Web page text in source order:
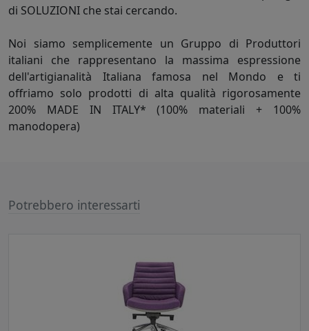
di SOLUZIONI che stai cercando.
Noi siamo semplicemente un Gruppo di Produttori
italiani che rappresentano la massima espressione
dell'artigianalità Italiana famosa nel Mondo e ti
offriamo solo prodotti di alta qualità rigorosamente
200% MADE IN ITALY* (100% materiali + 100%
manodopera)
Potrebbero interessarti